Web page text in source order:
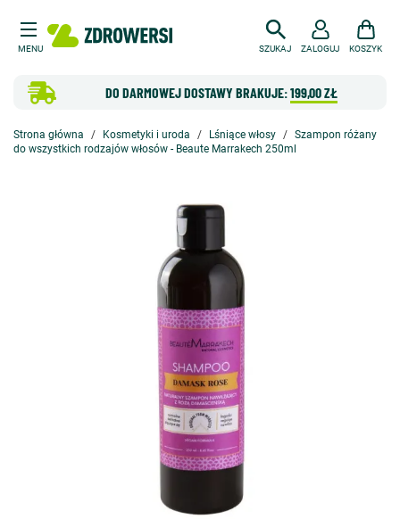
MENU SZUKAJ
DO DARMOWEJ DOSTAWY BRAKUJE:199,00 ZŁ
ZALOGUJ KOSZYK
Strona główna Kosmetyki i uroda Lśniące włosy
Szampon różany
do wszystkich rodzajów włosów - Beaute Marrakech 250ml